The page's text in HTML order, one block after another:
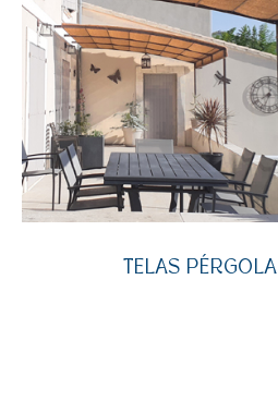
TELAS PÉRGOLA